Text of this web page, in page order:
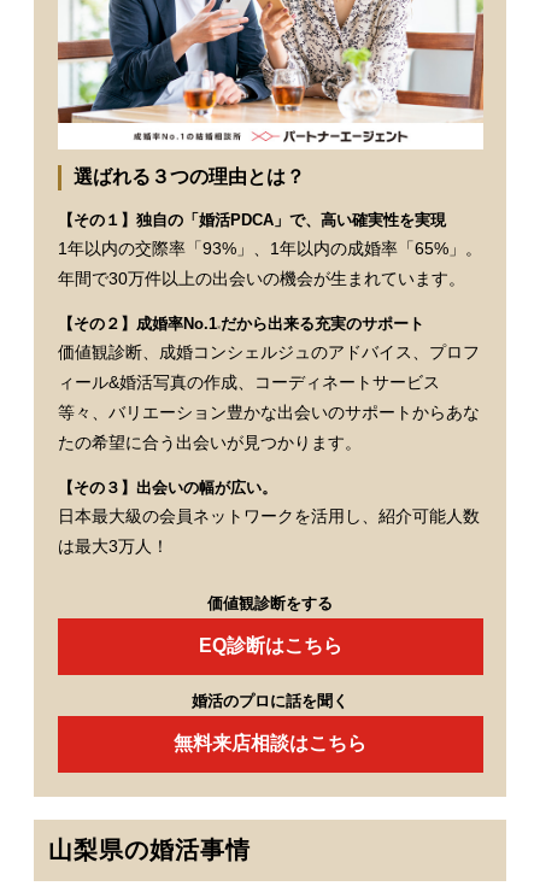
選ばれる３つの理由とは？
【その１】独自の「婚活PDCA」で、高い確実性を実現
1年以内の交際率「93%」、1年以内の成婚率「65%」。
年間で30万件以上の出会いの機会が生まれています。
【その２】成婚率No.1※だから出来る充実のサポート
価値観診断、成婚コンシェルジュのアドバイス、プロフ
ィール&婚活写真の作成、コーディネートサービス
等々、バリエーション豊かな出会いのサポートからあな
たの希望に合う出会いが見つかります。
【その３】出会いの幅が広い。
日本最大級の会員ネットワークを活用し、紹介可能人数
は最大3万人！
価値観診断をする
EQ診断はこちら
婚活のプロに話を聞く
無料来店相談はこちら
山梨県の婚活事情